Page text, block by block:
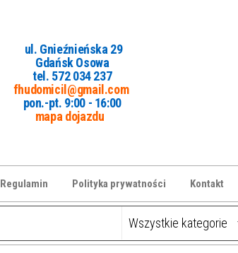
ul. Gnieźnieńska 29
Gdańsk Osowa
tel. 572 034 237
fhudomicil@gmail.com
pon.-pt. 9:00 - 16:00
mapa dojazdu
Regulamin Polityka prywatności Kontakt